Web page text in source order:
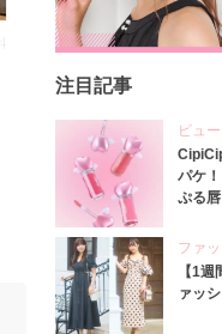
注目記事
ビュ
パケ
ぷる
ファ
【1
ァッ